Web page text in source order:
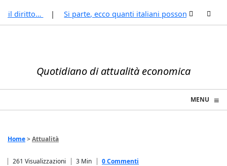
diritto… Si parte, ecco quanti italiani possono permettersi
Quotidiano di attualità economica
MENU ≡
☰
Home>Attualità
261 Visualizzazioni 3 Min 0 Commenti